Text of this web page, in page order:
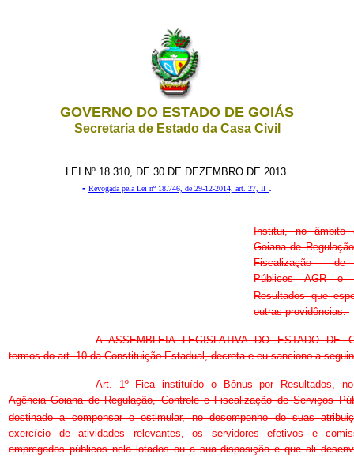
GOVERNO DO ESTADO DE GOIÁS
Secretaria de Estado da Casa Civil
LEI Nº 18.310, DE 30 DE DEZEMBRO DE 2013.
- Revogada pela Lei nº 18.746, de 29-12-2014, art. 27, II .
Institui, no âmbito
Goiana de
Fiscalização de
Públicos AGR o
Resultados que
outras providências.
A ASSEMBLEIA LEGISLATIVA DO ESTADO DE
termos do art. 10 da Constituição Estadual, decreta e eu sanciono a
Art. 1º Fica instituído o Bônus por Resultados,
Agência Goiana de Regulação, Controle e Fiscalização de Serviços
destinado a compensar e estimular, no desempenho de suas
exercício de atividades relevantes, os servidores efetivos e
empregados públicos nela lotados ou a sua disposição e que ali